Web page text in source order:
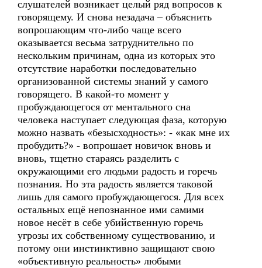
слушателей возникает целый ряд вопросов к
говорящему. И снова незадача – объяснить
вопрошающим что-либо чаще всего
оказывается весьма затруднительно по
нескольким причинам, одна из которых это
отсутствие наработки последовательно
организованной системы знаний у самого
говорящего. В какой-то момент у
пробуждающегося от ментального сна
человека наступает следующая фаза, которую
можно назвать «безысходность»: - «как мне их
пробудить?» - вопрошает новичок вновь и
вновь, тщетно стараясь разделить с
окружающими его людьми радость и горечь
познания. Но эта радость является таковой
лишь для самого пробуждающегося. Для всех
остальных ещё непознанное ими самими
новое несёт в себе убийственную горечь
угрозы их собственному существованию, и
потому они инстинктивно защищают свою
«объективную реальность» любыми